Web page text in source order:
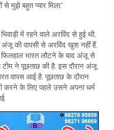
मुझे बहुत प्यार मिला.’
में रहने वाले अरविंद से हुई थी.
अंजू की वापसी से अरविंद खुश नहीं हैं.
भारत लौटने के बाद अंजू से
ने पूछताछ की है. इस दौरान अंजू
वापस आई है. पूछताछ के दौरान
करने के लिए पहले उसने अपना धर्म